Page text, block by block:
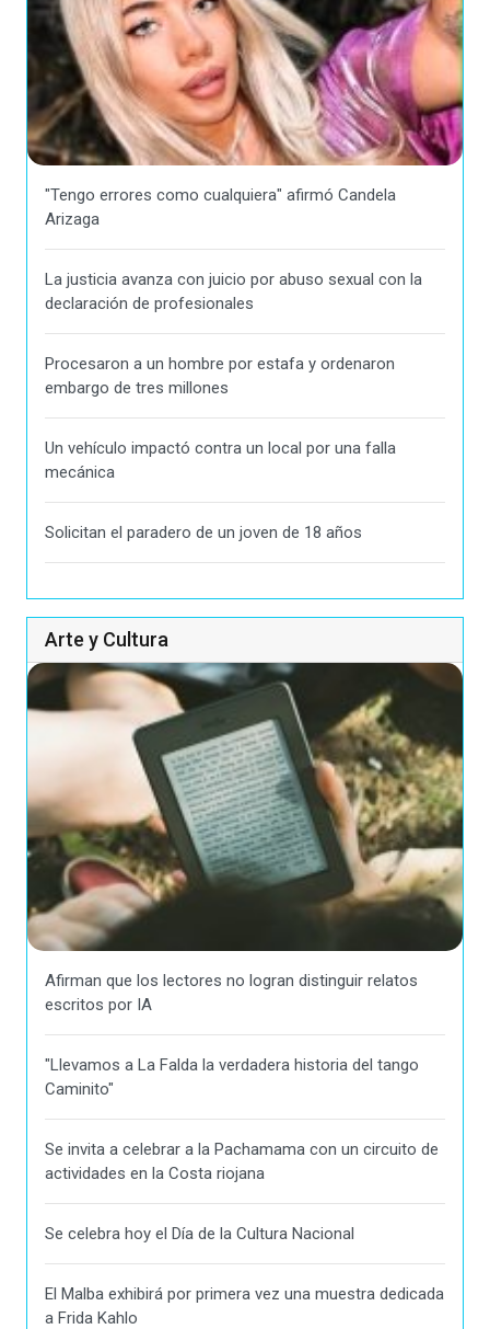
"Tengo errores como cualquiera" afirmó Candela
Arizaga
La justicia avanza con juicio por abuso sexual con la
declaración de profesionales
Procesaron a un hombre por estafa y ordenaron
embargo de tres millones
Un vehículo impactó contra un local por una falla
mecánica
Solicitan el paradero de un joven de 18 años
Arte y Cultura
Afirman que los lectores no logran distinguir relatos
escritos por IA
"Llevamos a La Falda la verdadera historia del tango
Caminito"
Se invita a celebrar a la Pachamama con un circuito de
actividades en la Costa riojana
Se celebra hoy el Día de la Cultura Nacional
El Malba exhibirá por primera vez una muestra dedicada
a Frida Kahlo